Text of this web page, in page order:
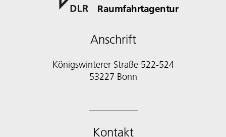
Raumfahrtagentur
Anschrift
Königswinterer Straße 522-524
53227 Bonn
Kontakt